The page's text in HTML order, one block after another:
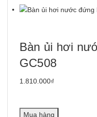
Bàn ủi hơi
GC508
1.810.000₫
Mua hàng